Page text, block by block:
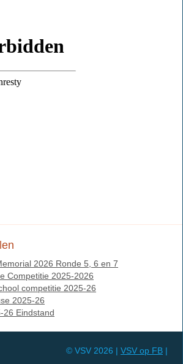
2026 Ronde 5, 6 en 7
Competitie 2025-2026
competitie 2025-26
2025-26
26 Eindstand
© VSV 2026 | VSV op FB |